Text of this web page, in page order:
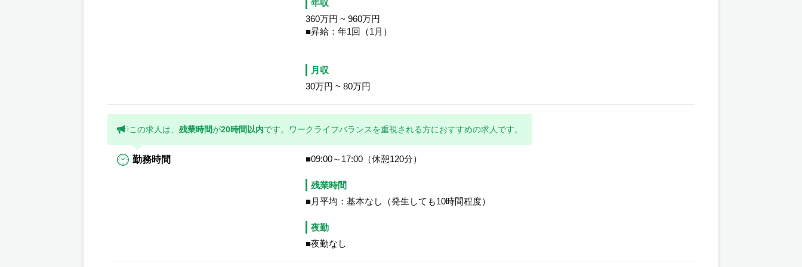
年収
360万円 ~ 960万円
■昇給：年1回（1月）
月収
30万円 ~ 80万円
この求人は、 残業時間が20時間以内です。ワークライフバランスを重視される方におすすめの求人です。
勤務時間 ■09:00～17:00（休憩120分）
残業時間
■月平均：基本なし（発生しても10時間程度）
夜勤
■夜勤なし